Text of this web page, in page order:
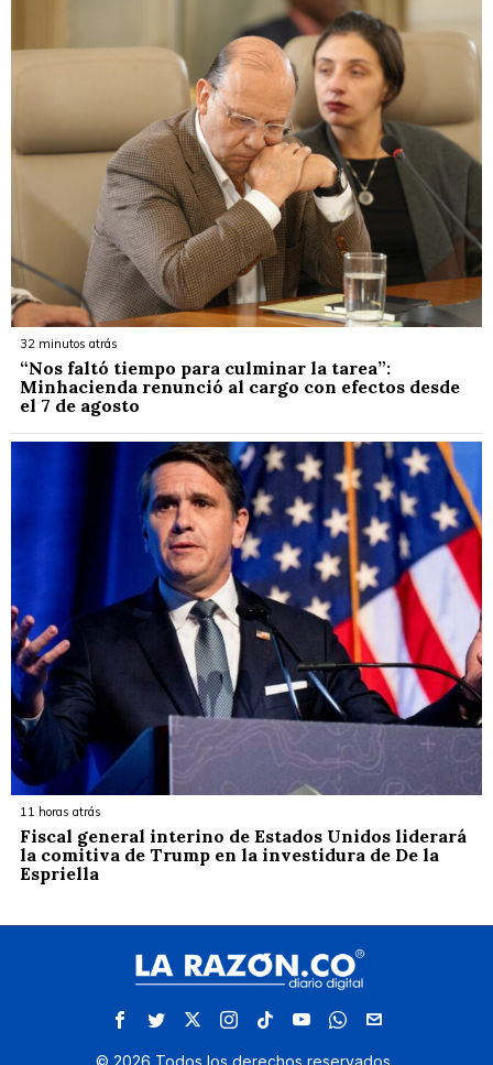
32 minutos atrás
“Nos faltó tiempo para culminar la tarea”:
Minhacienda renunció al cargo con efectos desde
el 7 de agosto
11 horas atrás
Fiscal general interino de Estados Unidos liderará
la comitiva de Trump en la investidura de De la
Espriella